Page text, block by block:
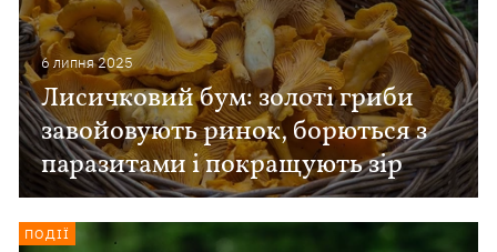
6 липня 2025
Лисичковий бум: золоті гриби
завойовують ринок, борються з
паразитами і покращують зір
ПОДІЇ